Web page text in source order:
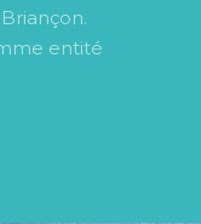
entité